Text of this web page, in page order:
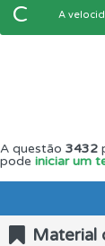
C A
A questão 3432
pode iniciar um
Material